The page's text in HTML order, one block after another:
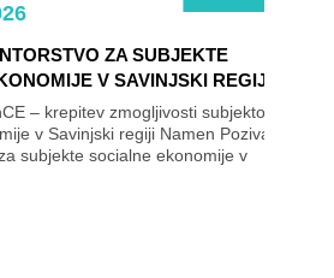
ZA SUBJEKTE
V SAVINJSKI REGIJI
– krepitev zmogljivosti subjektov
v Savinjski regiji Namen Poziva
subjekte socialne ekonomije v